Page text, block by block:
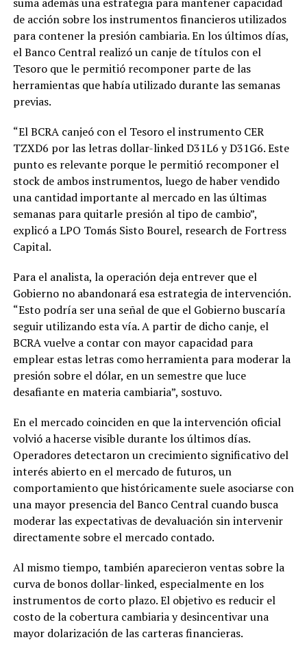
suma además una estrategia para mantener capacidad
de acción sobre los instrumentos financieros utilizados
para contener la presión cambiaria. En los últimos días,
el Banco Central realizó un canje de títulos con el
Tesoro que le permitió recomponer parte de las
herramientas que había utilizado durante las semanas
previas.
“El BCRA canjeó con el Tesoro el instrumento CER
TZXD6 por las letras dollar-linked D31L6 y D31G6. Este
punto es relevante porque le permitió recomponer el
stock de ambos instrumentos, luego de haber vendido
una cantidad importante al mercado en las últimas
semanas para quitarle presión al tipo de cambio”,
explicó a LPO Tomás Sisto Bourel, research de Fortress
Capital.
Para el analista, la operación deja entrever que el
Gobierno no abandonará esa estrategia de intervención.
“Esto podría ser una señal de que el Gobierno buscaría
seguir utilizando esta vía. A partir de dicho canje, el
BCRA vuelve a contar con mayor capacidad para
emplear estas letras como herramienta para moderar la
presión sobre el dólar, en un semestre que luce
desafiante en materia cambiaria”, sostuvo.
En el mercado coinciden en que la intervención oficial
volvió a hacerse visible durante los últimos días.
Operadores detectaron un crecimiento significativo del
interés abierto en el mercado de futuros, un
comportamiento que históricamente suele asociarse con
una mayor presencia del Banco Central cuando busca
moderar las expectativas de devaluación sin intervenir
directamente sobre el mercado contado.
Al mismo tiempo, también aparecieron ventas sobre la
curva de bonos dollar-linked, especialmente en los
instrumentos de corto plazo. El objetivo es reducir el
costo de la cobertura cambiaria y desincentivar una
mayor dolarización de las carteras financieras.